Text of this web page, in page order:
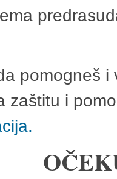
pomogneš
zaštitu i